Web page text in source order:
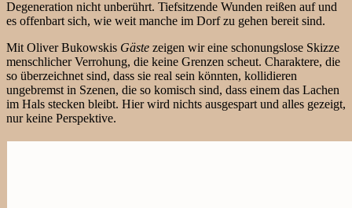
Degeneration nicht unberührt. Tiefsitzende Wunden reißen auf und
es offenbart sich, wie weit manche im Dorf zu gehen bereit sind.
Mit Oliver Bukowskis Gäste zeigen wir eine schonungslose Skizze
menschlicher Verrohung, die keine Grenzen scheut. Charaktere, die
so überzeichnet sind, dass sie real sein könnten, kollidieren
ungebremst in Szenen, die so komisch sind, dass einem das Lachen
im Hals stecken bleibt. Hier wird nichts ausgespart und alles gezeigt,
nur keine Perspektive.